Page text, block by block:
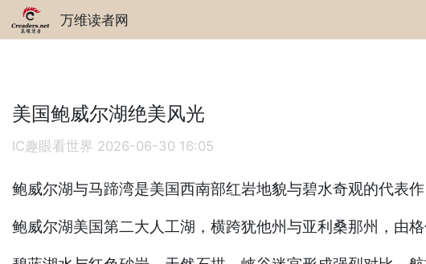
万维读者网
美国鲍威尔湖绝美风光
IC趣眼看世界 2026-06-30 16:05
鲍威尔湖与马蹄湾是美国西南部红岩地貌与碧水奇观的代表
鲍威尔湖美国‌第二大人工湖‌，横跨犹他州与亚利桑那州，由